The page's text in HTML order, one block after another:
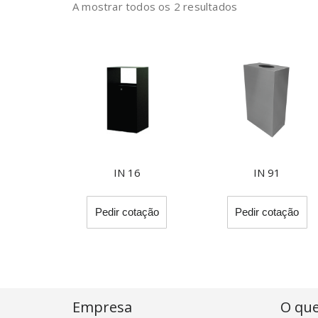
A mostrar todos os 2 resultados
IN 16
Pedir cotação
This
has
IN 91
Pedir cotação
has
Empresa O